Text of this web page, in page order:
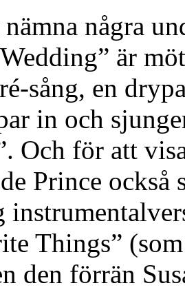
några
är
sång, en
in och
Och för att
Prince
Things”
den förrän